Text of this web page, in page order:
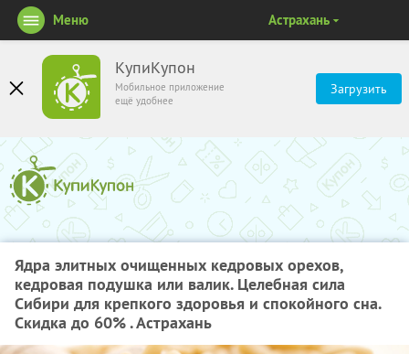
КупиКупон
Мобильное приложение
ещё удобнее
Загрузить
Меню Астрахань
Ядра элитных очищенных кедровых орехов,
кедровая подушка или валик. Целебная сила
Сибири для крепкого здоровья и спокойного сна.
Скидка до 60% . Астрахань